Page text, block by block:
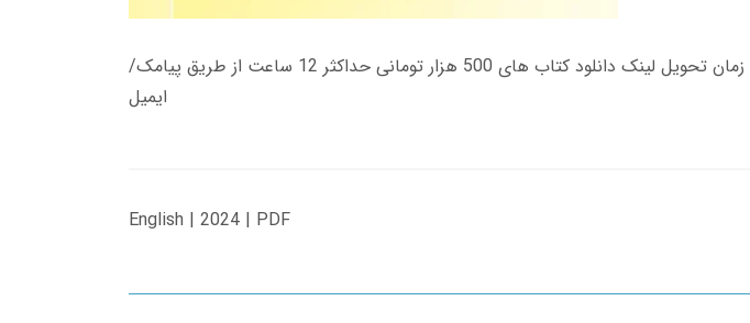
زمان تحویل کتاب های 600 هزار تومانی دانلود فوری از حساب کاربری می باشد، و زمان تحویل لینک دانلود کتاب های 500 هزار تومانی حداکثر 12 ساعت از طریق پیامک/
ایمیل
English | 2024 | PDF